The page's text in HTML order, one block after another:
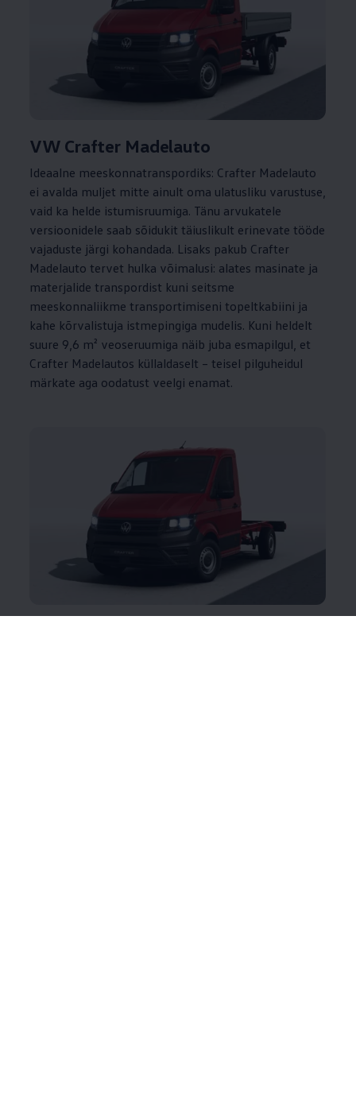
VW Crafter Madelauto
Ideaalne meeskonnatranspordiks: Crafter Madelauto
ei avalda muljet mitte ainult oma ulatusliku varustuse,
vaid ka helde istumisruumiga. Tänu arvukatele
versioonidele saab sõidukit täiuslikult erinevate tööde
vajaduste järgi kohandada. Lisaks pakub Crafter
Madelauto tervet hulka võimalusi: alates masinate ja
materjalide transpordist kuni seitsme
meeskonnaliikme transportimiseni topeltkabiini ja
kahe kõrvalistuja istmepingiga mudelis. Kuni heldelt
suure 9,6 m² veoseruumiga näib juba esmapilgul, et
Crafter Madelautos küllaldaselt – teisel pilguheidul
märkate aga oodatust veelgi enamat.